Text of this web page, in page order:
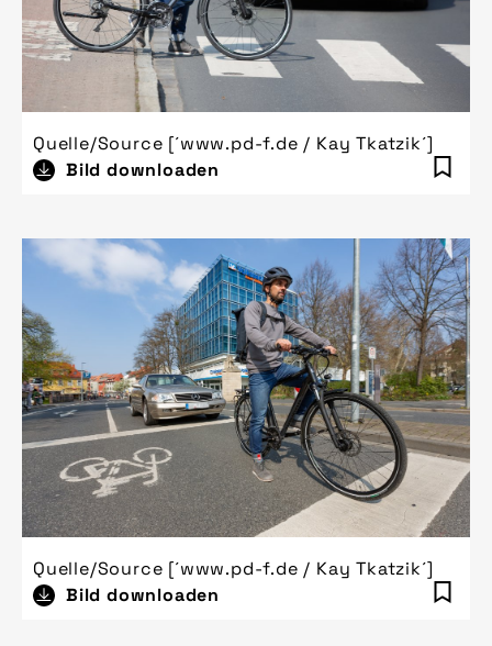
Quelle/Source [´www.pd-f.de / Kay Tkatzik´]
Bild downloaden
Quelle/Source [´www.pd-f.de / Kay Tkatzik´]
Bild downloaden